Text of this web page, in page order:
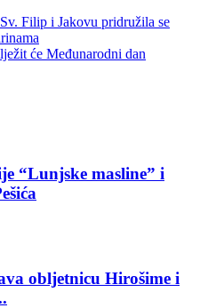
Filip i Jakovu pridružila se
će Međunarodni dan
“Lunjske masline” i
obljetnicu Hirošime i